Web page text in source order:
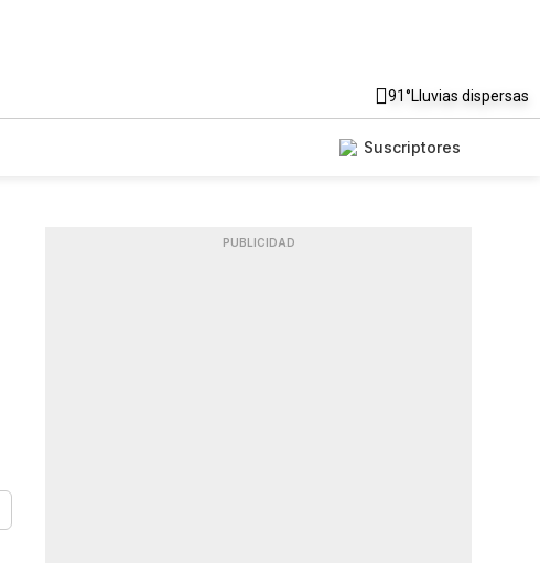
91°Lluvias dispersas
Suscriptores
PUBLICIDAD